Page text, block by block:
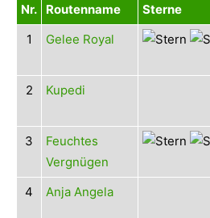
Nr. Routenname Sterne
1
Gelee Royal
2 Kupedi
3
Feuchtes
Vergnügen
4 Anja Angela